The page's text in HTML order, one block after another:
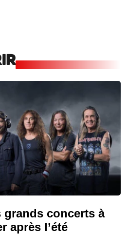
grands concerts à
après l’été